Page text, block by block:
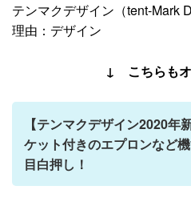
テンマクデザイン（tent-Mark
理由：デザイン
↓ こちらも
【テンマクデザイン2020
ケット付きのエプロンなど
目白押し！